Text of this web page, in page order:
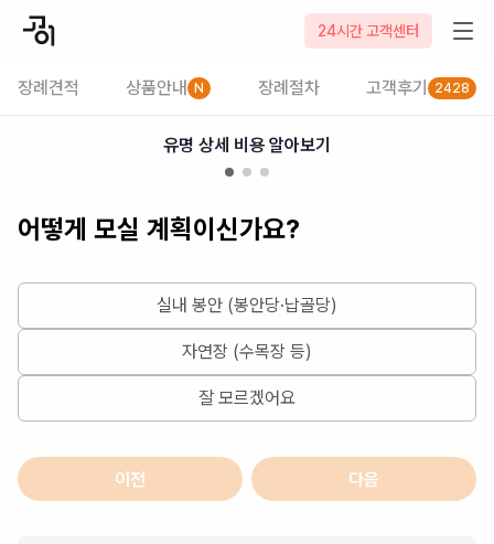
24시간 고객센터
장례견적 상품안내 N 장례절차 고객후기 2428
2026-08-09
유명 상세 비용 알아보기
어떻게 모실 계획이신가요?
실내 봉안 (봉안당·납골당)
자연장 (수목장 등)
잘 모르겠어요
이전 다음